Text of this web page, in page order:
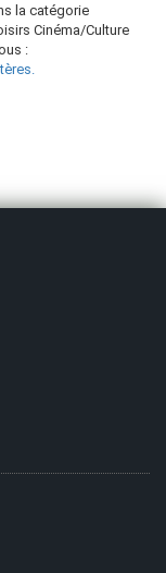
la catégorie
Cinéma/Culture
: